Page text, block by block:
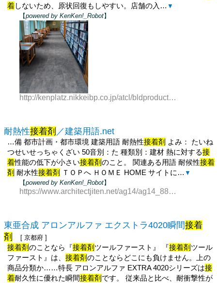
着しないため、原状回復もしやすい。店舗の入… ▼
【powered by KenKen!_Robot】
http://kenplatz.nikkeibp.co.jp/atcl/bldproduct/14/675669/062700484/
耐熱性接着剤 ／建築用語.net
…備 都市計画・都市環境 建築用語 耐熱性接着剤 よみ： たいね
つせいせっちゃくざい 50音別：た 種類別：建材 熱に対する接
着性能の低下が小さい接着剤のこと。 関連ある用語 耐候性接着
剤 耐水性接着剤 ＴＯＰへ ＨＯＭＥ HOME サイトに… ▼
【powered by KenKen!_Robot】
https://www.architectjiten.net/ag14/ag14_885.html
東亜合成 アロンアルファ エクストラ4020瞬間接着
剤
[ 京都府 ]
接着剤のことなら『接着剤 ツールファースト』 『接着剤 ツール
ファースト』は、接着剤のことならどこにも負けません。上の
商品分類か……特長 アロンアルファ EXTRA 4020シリーズは接
着耐久性に優れた瞬間接着剤 です。 従来品と比べ、耐衝撃性が